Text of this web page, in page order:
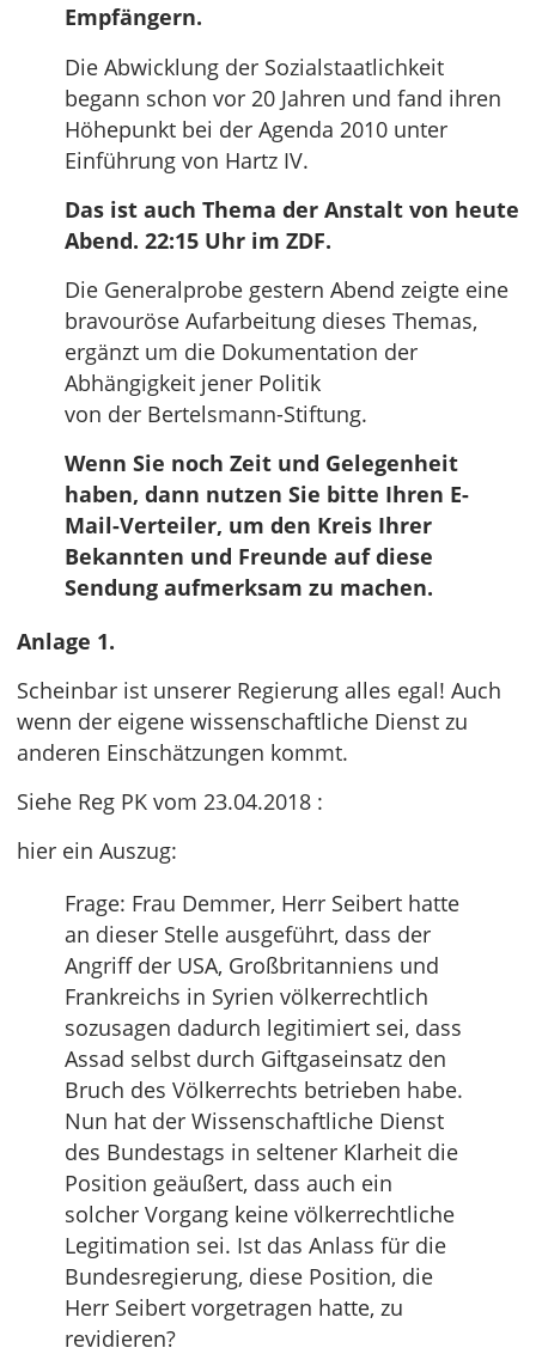
Empfängern.
Die Abwicklung der Sozialstaatlichkeit
begann schon vor 20 Jahren und fand ihren
Höhepunkt bei der Agenda 2010 unter
Einführung von Hartz IV.
Das ist auch Thema der Anstalt von heute
Abend. 22:15 Uhr im ZDF.
Die Generalprobe gestern Abend zeigte eine
bravouröse Aufarbeitung dieses Themas,
ergänzt um die Dokumentation der
Abhängigkeit jener Politik
von der Bertelsmann-Stiftung.
Wenn Sie noch Zeit und Gelegenheit
haben, dann nutzen Sie bitte Ihren E-
Mail-Verteiler, um den Kreis Ihrer
Bekannten und Freunde auf diese
Sendung aufmerksam zu machen.
Anlage 1.
Scheinbar ist unserer Regierung alles egal! Auch
wenn der eigene wissenschaftliche Dienst zu
anderen Einschätzungen kommt.
Siehe Reg PK vom 23.04.2018 :
hier ein Auszug:
Frage: Frau Demmer, Herr Seibert hatte
an dieser Stelle ausgeführt, dass der
Angriff der USA, Großbritanniens und
Frankreichs in Syrien völkerrechtlich
sozusagen dadurch legitimiert sei, dass
Assad selbst durch Giftgaseinsatz den
Bruch des Völkerrechts betrieben habe.
Nun hat der Wissenschaftliche Dienst
des Bundestags in seltener Klarheit die
Position geäußert, dass auch ein
solcher Vorgang keine völkerrechtliche
Legitimation sei. Ist das Anlass für die
Bundesregierung, diese Position, die
Herr Seibert vorgetragen hatte, zu
revidieren?